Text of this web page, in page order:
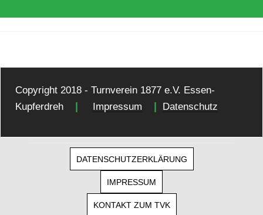
Copyright 2018 - Turnverein 1877 e.V. Essen-
Kupferdreh
| Impressum | Datenschutz
DATENSCHUTZERKLÄRUNG
IMPRESSUM
KONTAKT ZUM TVK